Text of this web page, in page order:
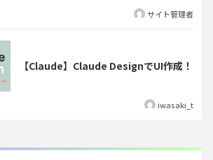
サイト管理者
【Claude】Claude DesignでUI作成！
iwasaki_t